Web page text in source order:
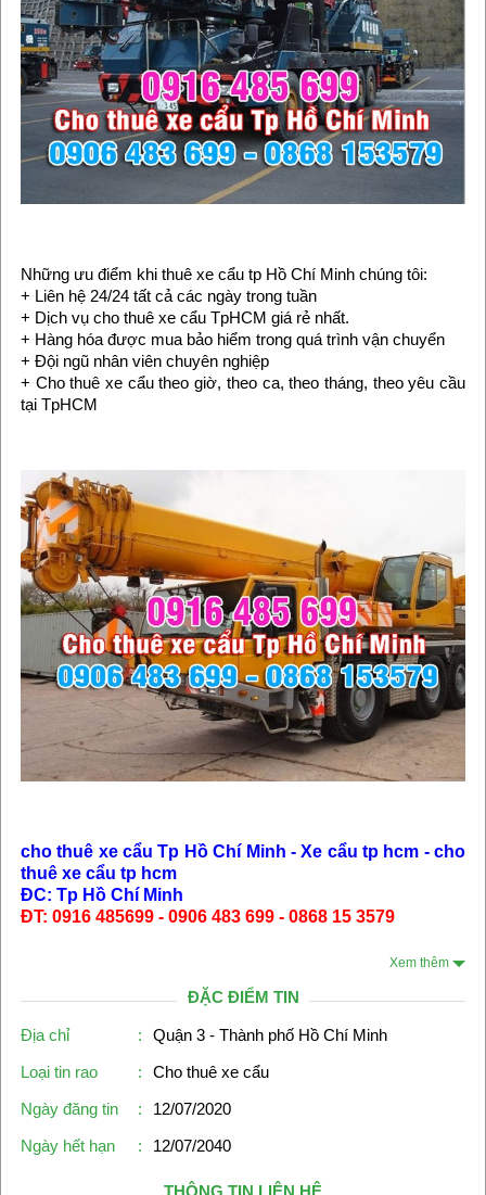
Những ưu điểm khi thuê xe cẩu tp Hồ Chí Minh chúng tôi:
+ Liên hệ 24/24 tất cả các ngày trong tuần
+ Dịch vụ cho thuê xe cẩu TpHCM giá rẻ nhất.
+ Hàng hóa được mua bảo hiểm trong quá trình vận chuyển
+ Đội ngũ nhân viên chuyên nghiệp
+ Cho thuê xe cẩu theo giờ, theo ca, theo tháng, theo yêu cầu
tại TpHCM
cho thuê xe cẩu Tp Hồ Chí Minh - Xe cẩu tp hcm - cho
thuê xe cẩu tp hcm
ĐC: Tp Hồ Chí Minh
ĐT: 0916 485699 - 0906 483 699 - 0868 15 3579
Xem thêm
ĐẶC ĐIỂM TIN
Địa chỉ :
Quận 3 - Thành phố Hồ Chí Minh
Loại tin rao
:
Cho thuê xe cẩu
Ngày đăng tin
:
12/07/2020
Ngày hết hạn
: 12/07/2040
THÔNG TIN LIÊN HỆ